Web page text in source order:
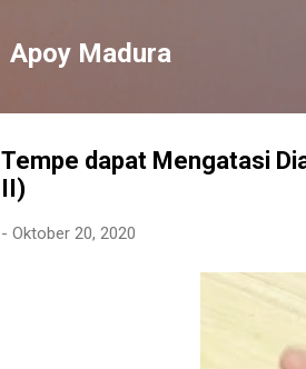
Apoy Madura
Tempe dapat Mengatasi
II)
- Oktober 20, 2020